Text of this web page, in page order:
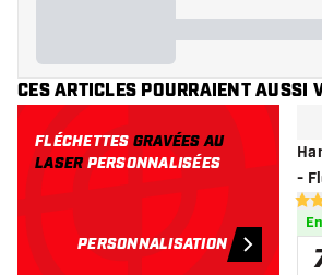
CES ARTICLES POURRAIENT AUSSI
FLÉCHETTES GRAVÉES AU
LASER PERSONNALISÉES
PERSONNALISATION
-
3.7